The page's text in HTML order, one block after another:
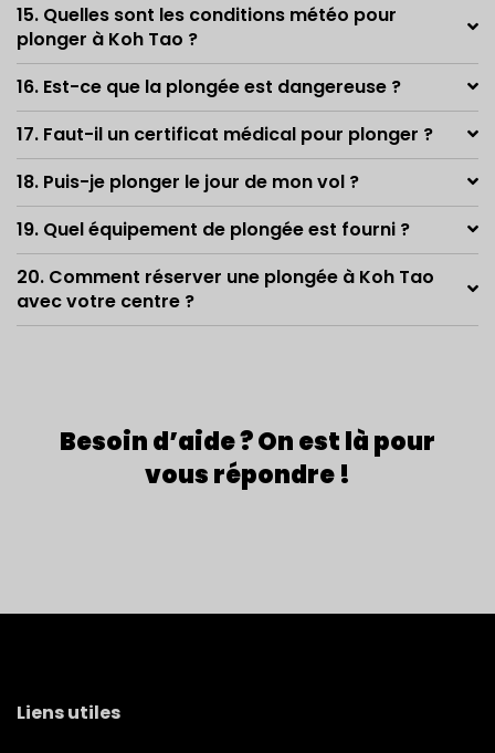
15. Quelles sont les conditions météo pour
plonger à Koh Tao ?
16. Est-ce que la plongée est dangereuse ?
17. Faut-il un certificat médical pour plonger ?
18. Puis-je plonger le jour de mon vol ?
19. Quel équipement de plongée est fourni ?
20. Comment réserver une plongée à Koh Tao
avec votre centre ?
Besoin d’aide ? On est là pour
vous répondre !
Liens utiles